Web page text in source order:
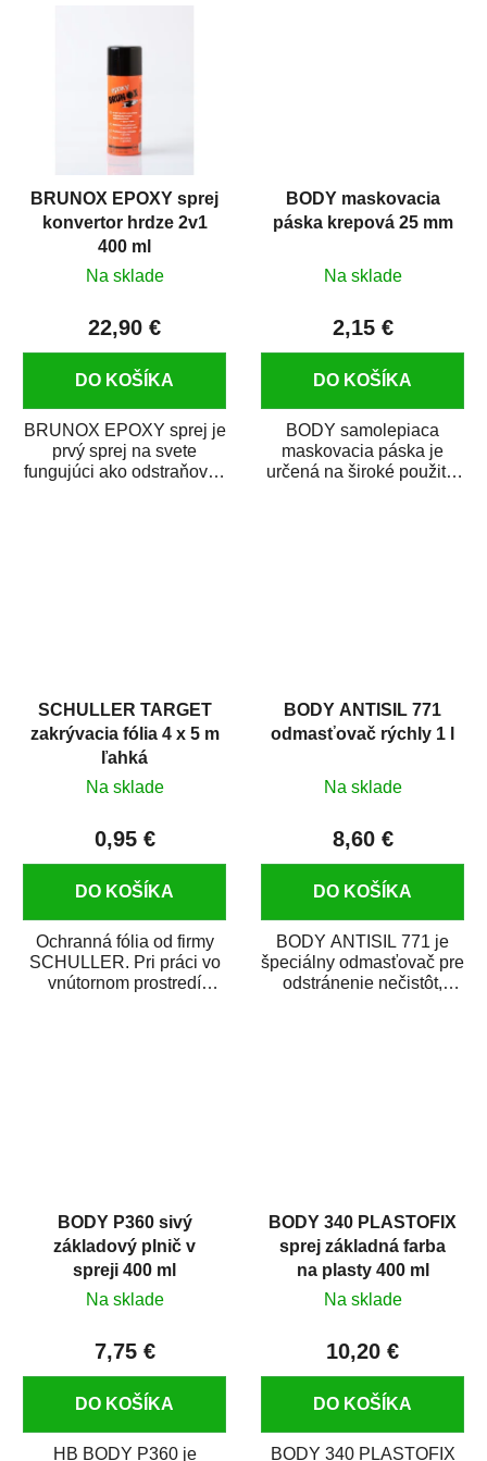
BRUNOX EPOXY sprej
konvertor hrdze 2v1
400 ml
Na sklade
22,90 €
DO KOŠÍKA
BRUNOX EPOXY sprej je
prvý sprej na svete
fungujúci ako odstraňovač
BODY maskovacia
páska krepová 25 mm
Na sklade
2,15 €
DO KOŠÍKA
BODY samolepiaca
maskovacia páska je
určená na široké použitie
SCHULLER TARGET
zakrývacia fólia 4 x 5 m
ľahká
Na sklade
0,95 €
DO KOŠÍKA
Ochranná fólia od firmy
SCHULLER. Pri práci vo
vnútornom prostredí
BODY ANTISIL 771
odmasťovač rýchly 1 l
Na sklade
8,60 €
DO KOŠÍKA
BODY ANTISIL 771 je
špeciálny odmasťovač pre
odstránenie nečistôt,
BODY P360 sivý
základový plnič v
spreji 400 ml
Na sklade
7,75 €
DO KOŠÍKA
HB BODY P360 je
BODY 340 PLASTOFIX
sprej základná farba
na plasty 400 ml
Na sklade
10,20 €
DO KOŠÍKA
BODY 340 PLASTOFIX